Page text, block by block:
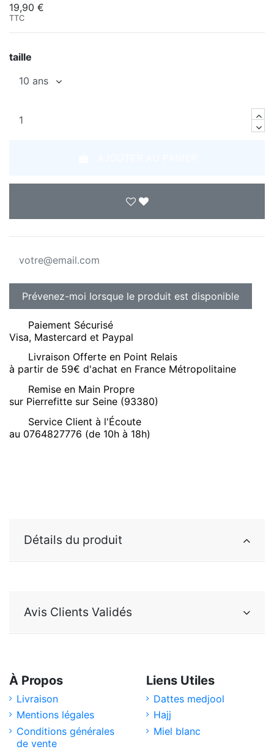
19,90 €
TTC
taille
Paiement Sécurisé
Visa, Mastercard et Paypal
Livraison Offerte en Point Relais
à partir de 59€ d'achat en France Métropolitaine
Remise en Main Propre
sur Pierrefitte sur Seine (93380)
Service Client à l'Écoute
au 0764827776 (de 10h à 18h)
Détails du produit
Avis Clients Validés
À Propos
Livraison
Mentions légales
Conditions générales
de vente
Liens Utiles
Dattes medjool
Hajj
Miel blanc